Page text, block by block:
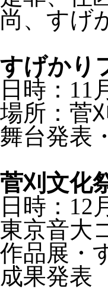
尚、すげ
すげかり
日時：11
場所：菅
舞台発表
菅刈文化
日時：12
東京音大
作品展・
成果発表